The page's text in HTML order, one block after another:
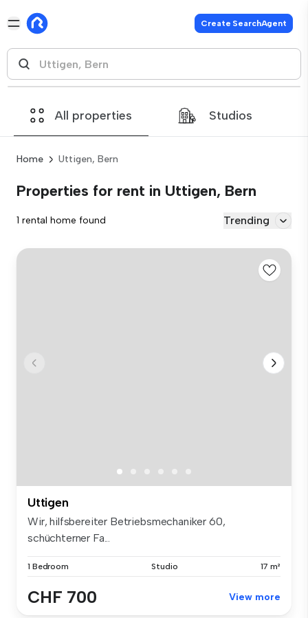
Create SearchAgent
All properties Studios
Home Uttigen, Bern
Properties for rent in Uttigen, Bern
1 rental home found Trending
Uttigen
Wir, hilfsbereiter Betriebsmechaniker 60,
schüchterner Fa...
1 Bedroom Studio 17 m²
CHF 700 View more